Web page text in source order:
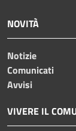
NOVITÀ
Notizie
Comunicati
Avvisi
VIVERE IL